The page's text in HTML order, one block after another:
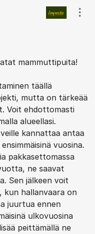
mammuttipuita!
täällä
mutta on tärkeää
Voit ehdottomasti
alueellasi.
kannattaa antaa
vuosina.
pakkasettomassa
ne saavat
Sen jälkeen voit
kun hallanvaara on
juurtua ennen
ulkovuosina
peittämällä ne